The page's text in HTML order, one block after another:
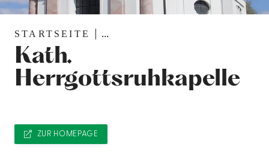
STARTSEITE ...
Kath.
Herrgottsruhkapelle
ZUR HOMEPAGE